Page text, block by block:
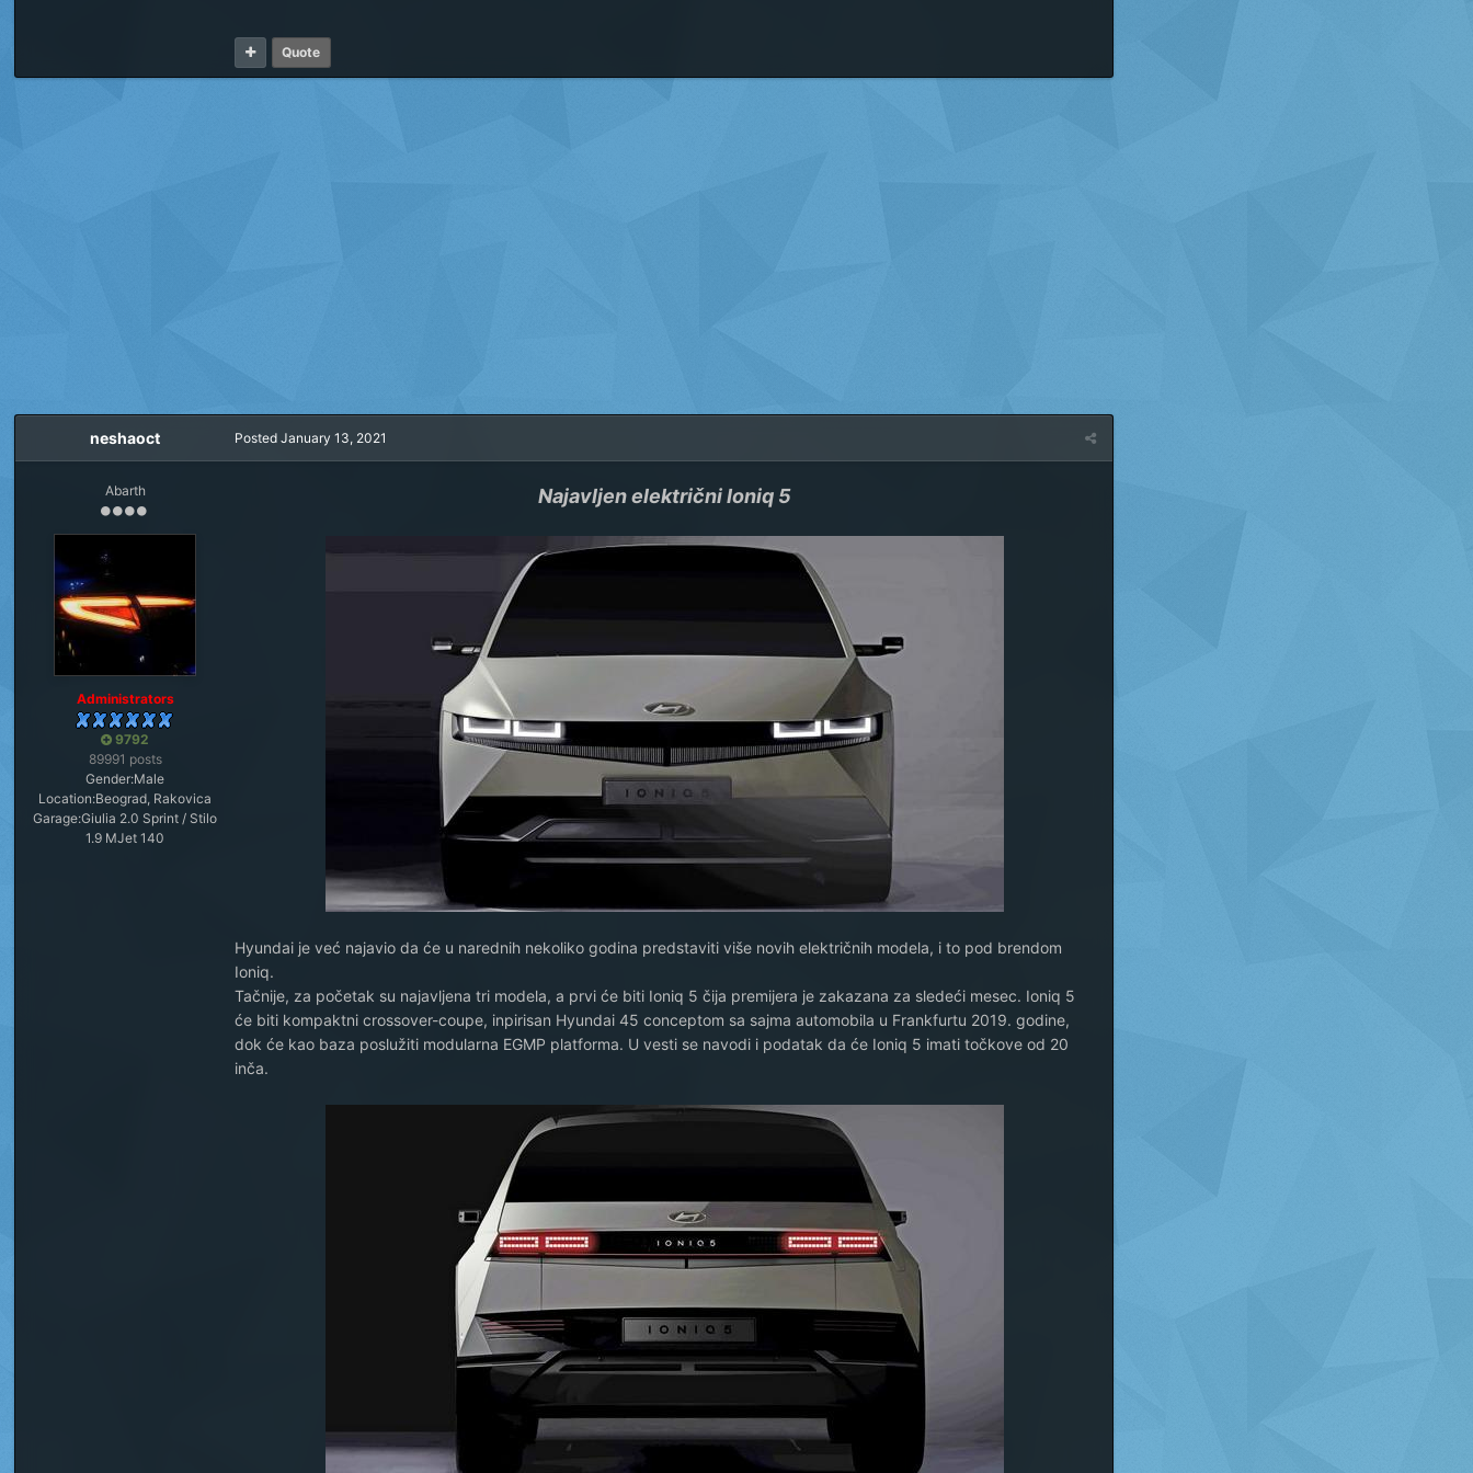
Quote
neshaoct
Abarth
Administrators
9792
89991 posts
Gender:Male
Location:Beograd, Rakovica
Garage:Giulia 2.0 Sprint / Stilo
1.9 MJet 140
PostedJanuary 13, 2021
Najavljen električni Ioniq 5
Hyundai je već najavio da će u narednih nekoliko godina predstaviti više novih električnih modela, i to pod brendom
Ioniq.
Tačnije, za početak su najavljena tri modela, a prvi će biti Ioniq 5 čija premijera je zakazana za sledeći mesec. Ioniq 5
će biti kompaktni crossover-coupe, inpirisan Hyundai 45 conceptom sa sajma automobila u Frankfurtu 2019. godine,
dok će kao baza poslužiti modularna EGMP platforma. U vesti se navodi i podatak da će Ioniq 5 imati točkove od 20
inča.